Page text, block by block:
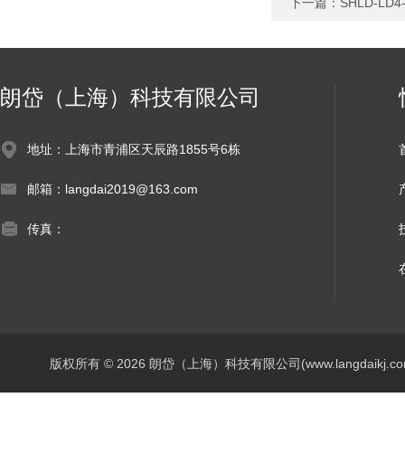
朗岱（上海）科技有限公司
地址：上海市青浦区天辰路1855号6栋
邮箱：langdai2019@163.com
传真：
版权所有 © 2026 朗岱（上海）科技有限公司